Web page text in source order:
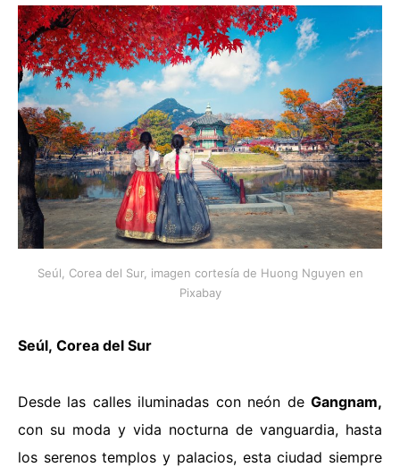
Seúl, Corea del Sur, imagen cortesía de Huong Nguyen en
Pixabay
Seúl, Corea del Sur
Desde las calles iluminadas con neón de Gangnam,
con su moda y vida nocturna de vanguardia, hasta
los serenos templos y palacios, esta ciudad siempre